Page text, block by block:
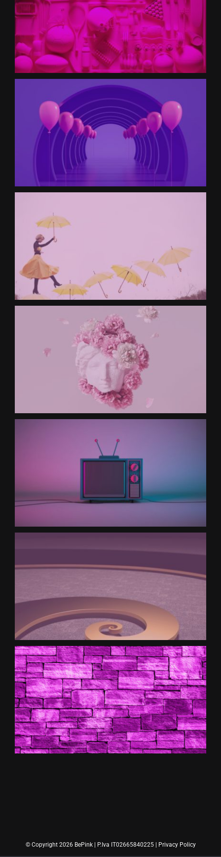
© Copyright 2026 BePink | P.Iva IT02665840225 | Privacy Policy